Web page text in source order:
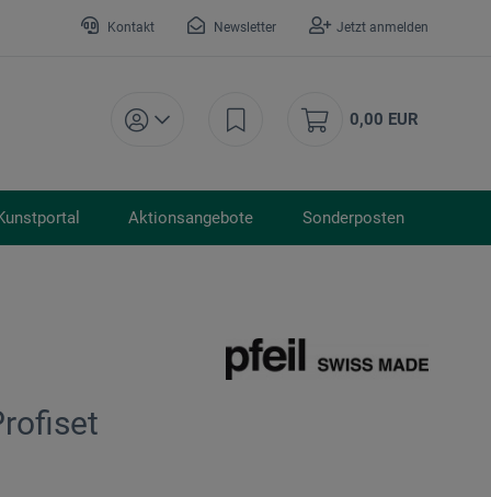
Kontakt Newsletter Jetzt anmelden
0,00 EUR
Aktionsangebote Sonderposten